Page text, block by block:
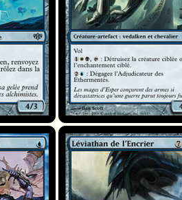
Léviathan de l'Encrier